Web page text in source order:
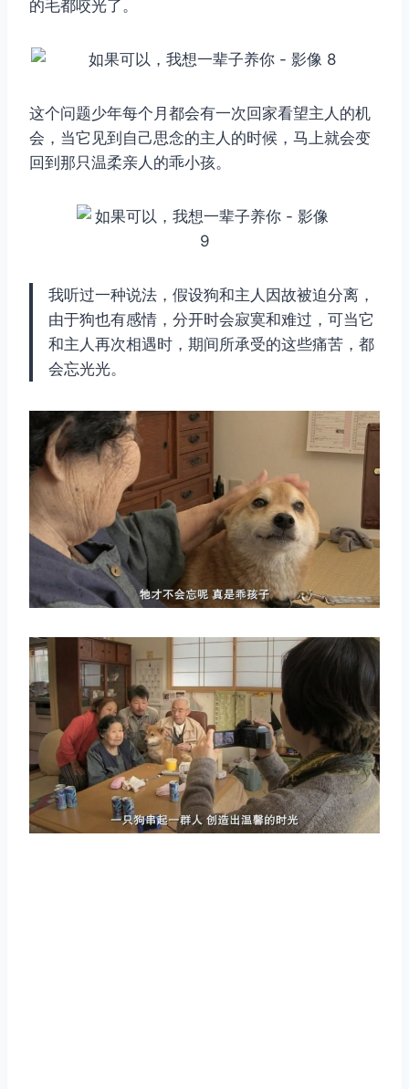
的毛都咬光了。
这个问题少年每个月都会有一次回家看望主人的机
会，当它见到自己思念的主人的时候，马上就会变
回到那只温柔亲人的乖小孩。
我听过一种说法，假设狗和主人因故被迫分离，
由于狗也有感情，分开时会寂寞和难过，可当它
和主人再次相遇时，期间所承受的这些痛苦，都
会忘光光。